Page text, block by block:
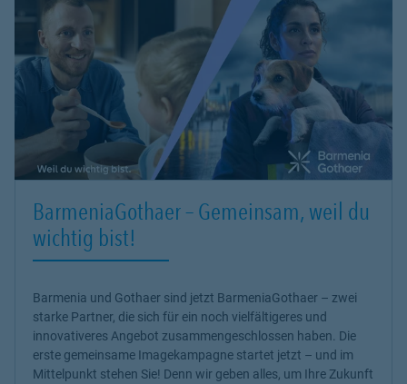
BarmeniaGothaer – Gemeinsam, weil du
wichtig bist!
Barmenia und Gothaer sind jetzt BarmeniaGothaer – zwei
starke Partner, die sich für ein noch vielfältigeres und
innovativeres Angebot zusammengeschlossen haben. Die
erste gemeinsame Imagekampagne startet jetzt – und im
Mittelpunkt stehen Sie! Denn wir geben alles, um Ihre Zukunft